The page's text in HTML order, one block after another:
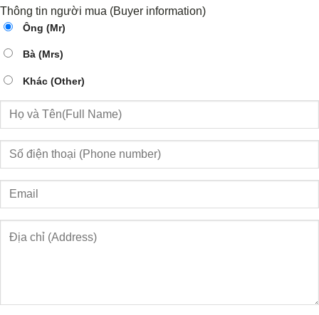
Thông tin người mua (Buyer information)
Ông (Mr)
Bà (Mrs)
Khác (Other)